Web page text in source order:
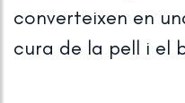
converteixen en
cura de la pell i el